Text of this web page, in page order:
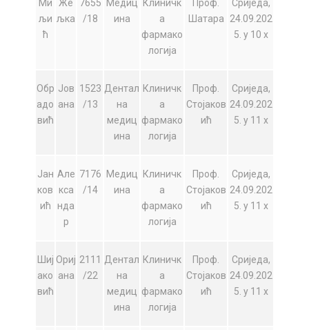
Ми
љи
ћ
Же
љка
7655
/18
Медиц
ина
Клиничк
а
фармако
логија
Проф.
Шатара
Сриједа,
24.09.202
5. у 10 х
Обр
адо
вић
Јов
ана
1523
/13
Дентал
на
медиц
ина
Клиничк
а
фармако
логија
Проф.
Стојаков
ић
Сриједа,
24.09.202
5. у 11 х
Јан
ков
ић
Але
кса
нда
р
7176
/14
Медиц
ина
Клиничк
а
фармако
логија
Проф.
Стојаков
ић
Сриједа,
24.09.202
5. у 11 х
Шиј
ако
вић
Ориј
ана
2111
/22
Дентал
на
медиц
ина
Клиничк
а
фармако
логија
Проф.
Стојаков
ић
Сриједа,
24.09.202
5. у 11 х